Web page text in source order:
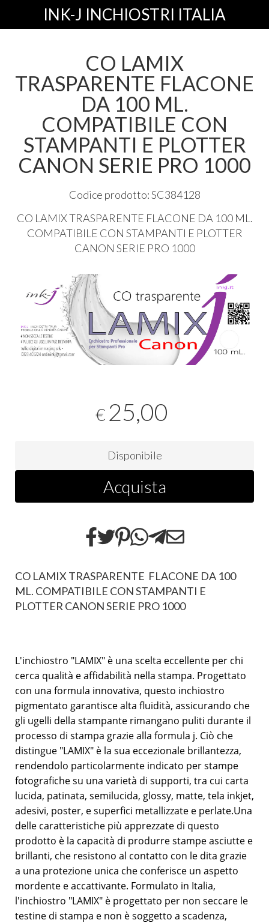
INK-J INCHIOSTRI ITALIA
CO LAMIX
TRASPARENTE FLACONE
DA 100 ML.
COMPATIBILE CON
STAMPANTI E PLOTTER
CANON SERIE PRO 1000
Codice prodotto: SC384128
CO LAMIXTRASPARENTE FLACONE DA 100 ML.
COMPATIBILE CON STAMPANTI E PLOTTER
CANON SERIE PRO 1000
€ 25,00
Disponibile
Acquista
CO LAMIX TRASPARENTE FLACONE DA 100
ML. COMPATIBILE CON STAMPANTI E
PLOTTER CANON SERIE PRO 1000
L'inchiostro "LAMIX" è una scelta eccellente per chi
cerca qualità e affidabilità nella stampa. Progettato
con una formula innovativa, questo inchiostro
pigmentato garantisce alta fluidità, assicurando che
gli ugelli della stampante rimangano puliti durante il
processo di stampa grazie alla formula j. Ciò che
distingue "LAMIX" è la sua eccezionale brillantezza,
rendendolo particolarmente indicato per stampe
fotografiche su una varietà di supporti, tra cui carta
lucida, patinata, semilucida, glossy, matte, tela inkjet,
adesivi, poster, e superfici metallizzate e perlate.Una
delle caratteristiche più apprezzate di questo
prodotto è la capacità di produrre stampe asciutte e
brillanti, che resistono al contatto con le dita grazie
a una protezione unica che conferisce un aspetto
mordente e accattivante. Formulato in Italia,
l'inchiostro "LAMIX" è progettato per non seccare le
testine di stampa e non è soggetto a scadenza,